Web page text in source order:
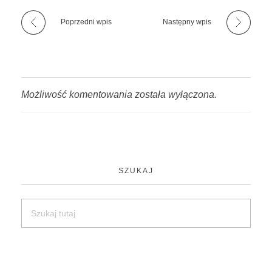
Poprzedni wpis Następny wpis
Możliwość komentowania została wyłączona.
SZUKAJ